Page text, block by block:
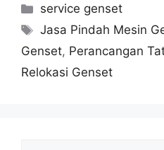
service genset
Jasa Pindah Mesin
Genset, Perancangan
Relokasi Genset